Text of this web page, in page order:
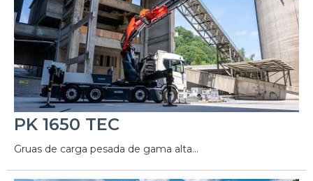
PK 1650 TEC
Gruas de carga pesada de gama alta...